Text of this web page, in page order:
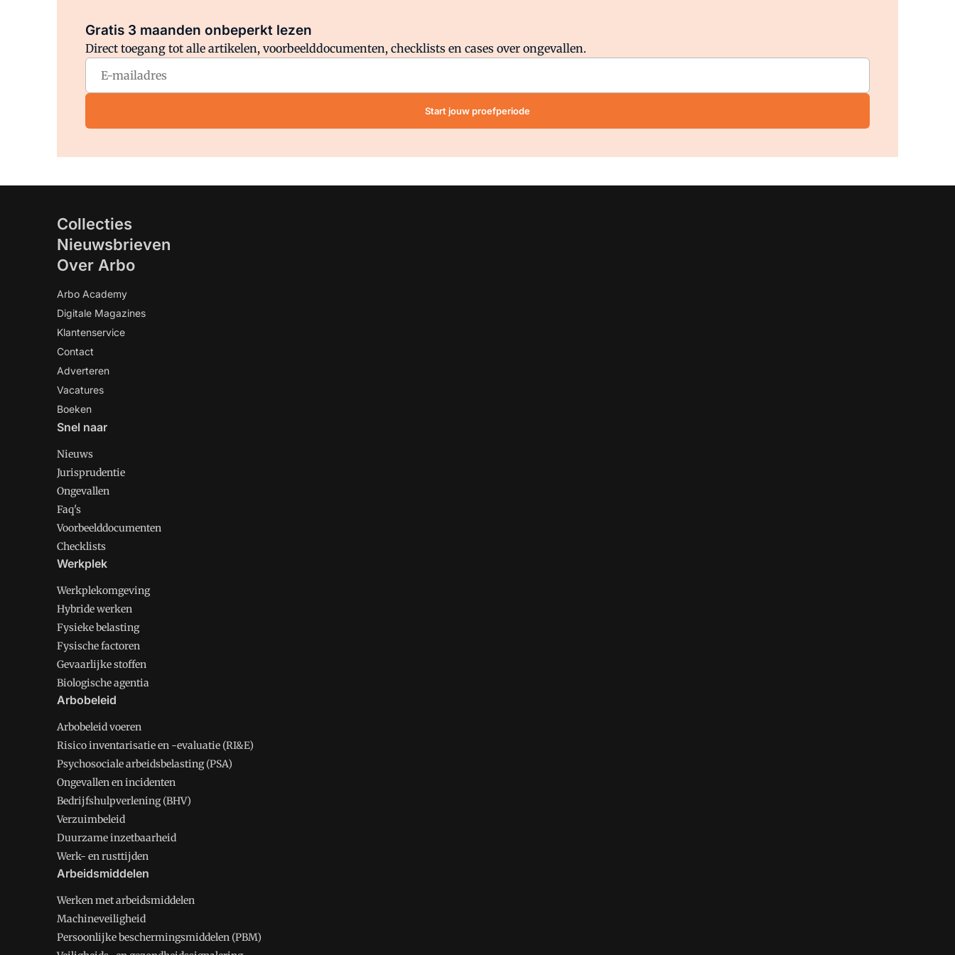
Gratis 3 maanden onbeperkt lezen
Direct toegang tot alle artikelen, voorbeelddocumenten, checklists en cases over ongevallen.
Start jouw proefperiode
Collecties
Nieuwsbrieven
Over Arbo
Arbo Academy
Digitale Magazines
Klantenservice
Contact
Adverteren
Vacatures
Boeken
Snel naar
Nieuws
Jurisprudentie
Ongevallen
Faq's
Voorbeelddocumenten
Checklists
Werkplek
Werkplekomgeving
Hybride werken
Fysieke belasting
Fysische factoren
Gevaarlijke stoffen
Biologische agentia
Arbobeleid
Arbobeleid voeren
Risico inventarisatie en -evaluatie (RI&E)
Psychosociale arbeidsbelasting (PSA)
Ongevallen en incidenten
Bedrijfshulpverlening (BHV)
Verzuimbeleid
Duurzame inzetbaarheid
Werk- en rusttijden
Arbeidsmiddelen
Werken met arbeidsmiddelen
Machineveiligheid
Persoonlijke beschermingsmiddelen (PBM)